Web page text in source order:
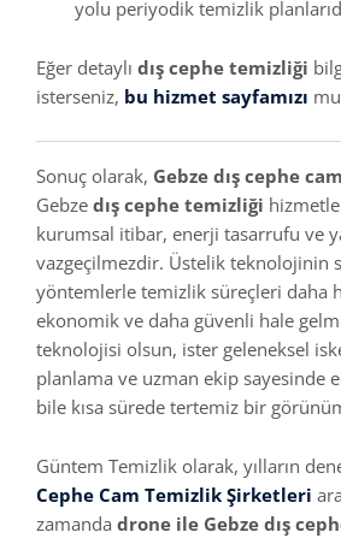
yolu periyodik temizlik
Eğer detaylı dış cephe temizliği
isterseniz, bu hizmet sayfamızı
Sonuç olarak, Gebze dış cephe
Gebze dış cephe temizliği
kurumsal itibar, enerji tasarrufu ve
vazgeçilmezdir. Üstelik teknolojinin
yöntemlerle temizlik süreçleri daha
ekonomik ve daha güvenli hale
teknolojisi olsun, ister geleneksel
planlama ve uzman ekip sayesinde
bile kısa sürede tertemiz bir
Güntem Temizlik olarak, yılların
Cephe Cam Temizlik Şirketleri
zamanda drone ile Gebze dış